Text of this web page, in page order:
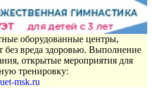
оборудованные центры,
без вреда здоровью. Выполнение
открытые мероприятия для
тренировку:
msk.ru